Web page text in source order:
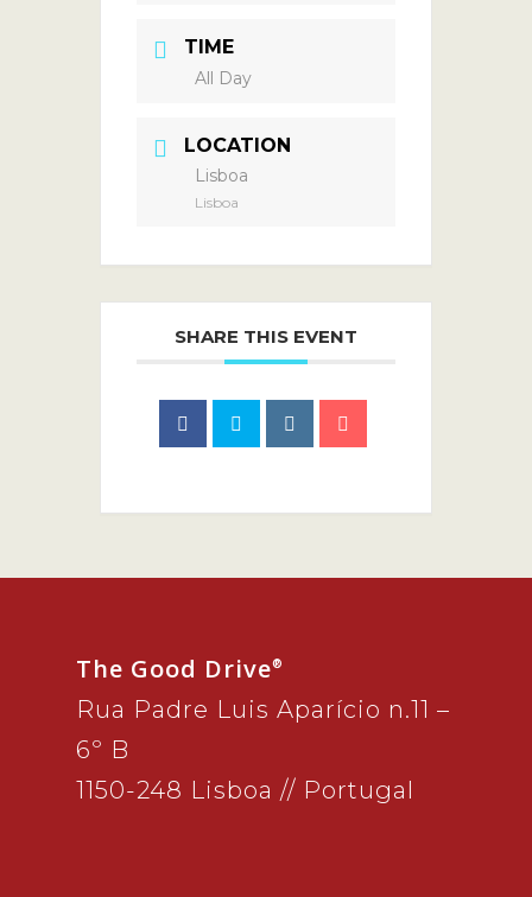
TIME
All Day
LOCATION
Lisboa
Lisboa
SHARE THIS EVENT
The Good Drive®
Rua Padre Luis Aparício n.11 –
6º B
1150-248 Lisboa // Portugal